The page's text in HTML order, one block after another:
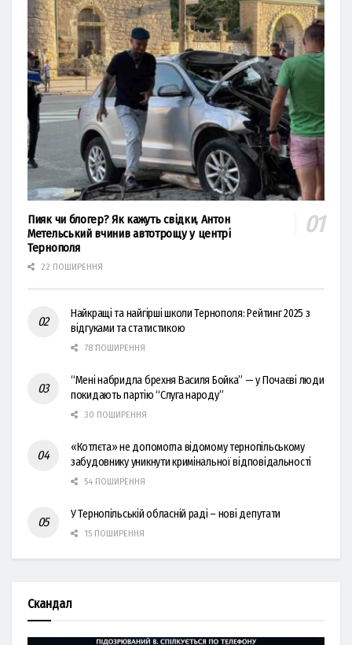
Пияк чи блогер? Як кажуть свідки, Антон
Метельський вчинив автотрощу у центрі
Тернополя
22 ПОШИРЕННЯ
Найкращі та найгірші школи Тернополя: Рейтинг 2025 з
відгуками та статистикою
78 ПОШИРЕННЯ
“Мені набридла брехня Василя Бойка” — у Почаєві люди
покидають партію “Слуга народу”
30 ПОШИРЕННЯ
«Котлєта» не допомогла відомому тернопільському
забудовнику уникнути кримінальної відповідальності
54 ПОШИРЕННЯ
У Тернопільській обласній раді – нові депутати
15 ПОШИРЕННЯ
Скандал